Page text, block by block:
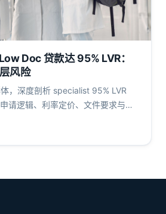
Doc 贷款达 95% LVR：
风险
，深度剖析 specialist 95% LVR
请逻辑、利率定价、文件要求与